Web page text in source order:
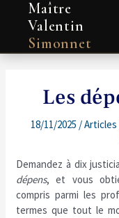
contenu
Maître
Valentin
Simonnet
Les
18/11/2025 /Articles
Demandez à dix
dépens, et vous
compris parmi les
termes que tout le
Navigation
de